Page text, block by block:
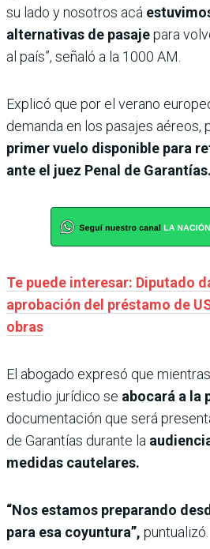
su lado y nosotros acá
alternativas de pasajepara
al país”, señaló a la 1000 AM.
Explicó que por el verano
demanda en los pasajes aéreos,
primer vuelo disponible para
ante el juez Penal de Garantías.
Te puede interesar: Diputado
aprobación del préstamo de
obras
El abogado expresó que
estudio jurídico se abocará a la
documentación que será
de Garantías durante la
medidas cautelares.
“Nos estamos preparando
para esa coyuntura”, puntualizó.